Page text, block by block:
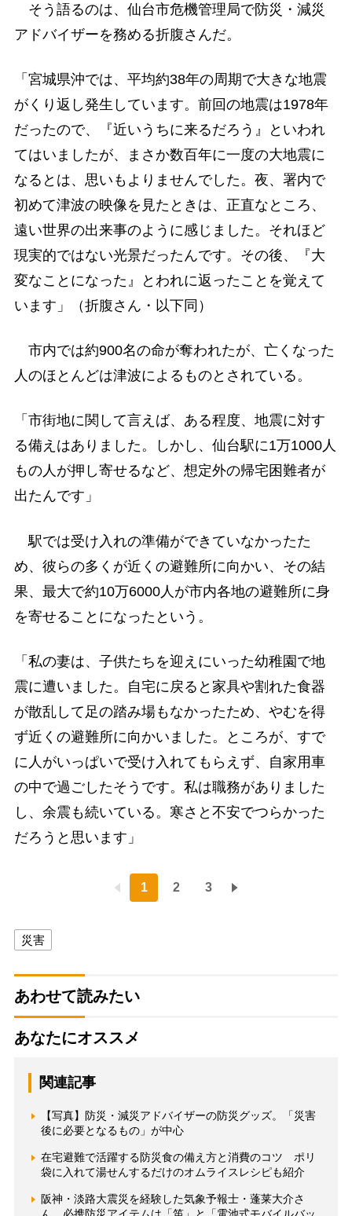
そう語るのは、仙台市危機管理局で防災・減災
アドバイザーを務める折腹さんだ。
「宮城県沖では、平均約38年の周期で大きな地震
がくり返し発生しています。前回の地震は1978年
だったので、『近いうちに来るだろう』といわれ
てはいましたが、まさか数百年に一度の大地震に
なるとは、思いもよりませんでした。夜、署内で
初めて津波の映像を見たときは、正直なところ、
遠い世界の出来事のように感じました。それほど
現実的ではない光景だったんです。その後、『大
変なことになった』とわれに返ったことを覚えて
います」（折腹さん・以下同）
市内では約900名の命が奪われたが、亡くなった
人のほとんどは津波によるものとされている。
「市街地に関して言えば、ある程度、地震に対す
る備えはありました。しかし、仙台駅に1万1000人
もの人が押し寄せるなど、想定外の帰宅困難者が
出たんです」
駅では受け入れの準備ができていなかったた
め、彼らの多くが近くの避難所に向かい、その結
果、最大で約10万6000人が市内各地の避難所に身
を寄せることになったという。
「私の妻は、子供たちを迎えにいった幼稚園で地
震に遭いました。自宅に戻ると家具や割れた食器
が散乱して足の踏み場もなかったため、やむを得
ず近くの避難所に向かいました。ところが、すで
に人がいっぱいで受け入れてもらえず、自家用車
の中で過ごしたそうです。私は職務がありました
し、余震も続いている。寒さと不安でつらかった
だろうと思います」
1 2 3
災害
あわせて読みたい
あなたにオススメ
関連記事
【写真】防災・減災アドバイザーの防災グッズ。「災害
後に必要となるもの」が中心
在宅避難で活躍する防災食の備え方と消費のコツ ポリ
袋に入れて湯せんするだけのオムライスレシピも紹介
阪神・淡路大震災を経験した気象予報士・蓬莱大介さ
ん 必携防災アイテムは「笛」と「電池式モバイルバッ